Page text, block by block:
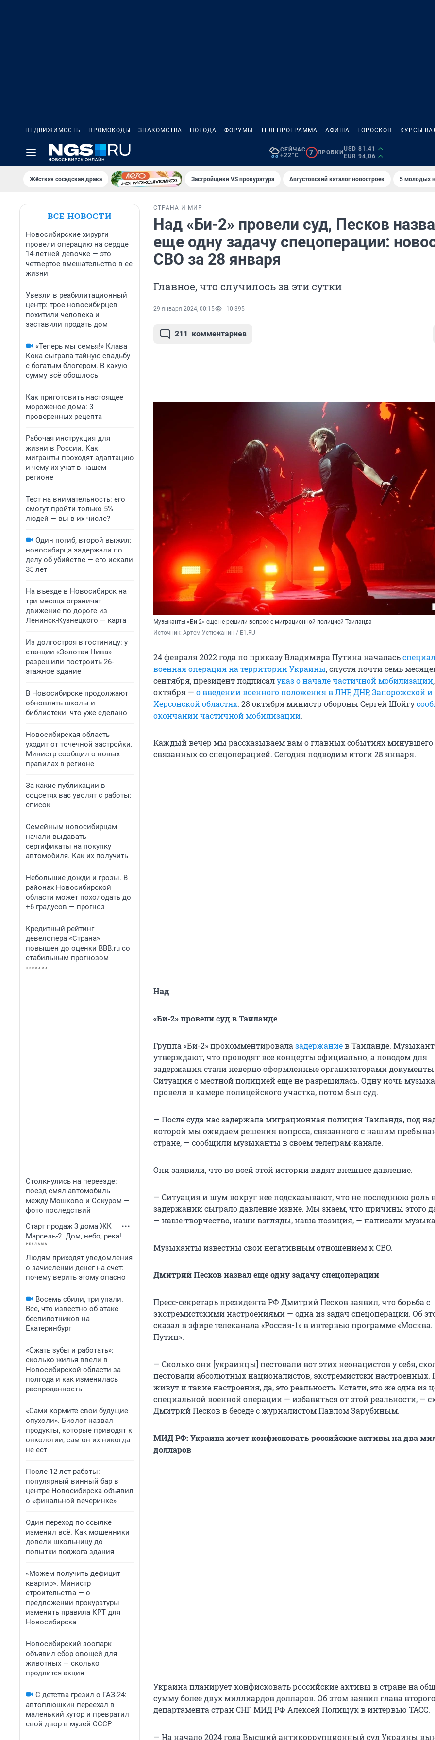
НЕДВИЖИМОСТЬ ПРОМОКОДЫ ЗНАКОМСТВА ПОГОДА ФОРУМЫ ТЕЛЕПРОГРАММА АФИША ГОРОСКОП КУРСЫ
СЕЙЧАС
+22°C
7 ПРОБКИ
USD 81,41
EUR 94,06
Жёсткая соседская драка Застройщики VS прокуратура Августовский каталог новостроек 5 молодых
ВСЕ НОВОСТИ
Новосибирские хирурги
провели операцию на сердце
14-летней девочке — это
четвертое вмешательство в ее
жизни
Увезли в реабилитационный
центр: трое новосибирцев
похитили человека и
заставили продать дом
«Теперь мы семья!» Клава
Кока сыграла тайную свадьбу
с богатым блогером. В какую
сумму всё обошлось
Как приготовить настоящее
мороженое дома: 3
проверенных рецепта
Рабочая инструкция для
жизни в России. Как
мигранты проходят адаптацию
и чему их учат в нашем
регионе
Тест на внимательность: его
смогут пройти только 5%
людей — вы в их числе?
Один погиб, второй выжил:
новосибирца задержали по
делу об убийстве — его искали
35 лет
На въезде в Новосибирск на
три месяца ограничат
движение по дороге из
Ленинск-Кузнецкого — карта
Из долгостроя в гостиницу: у
станции «Золотая Нива»
разрешили построить 26-
этажное здание
В Новосибирске продолжают
обновлять школы и
библиотеки: что уже сделано
Новосибирская область
уходит от точечной застройки.
Министр сообщил о новых
правилах в регионе
За какие публикации в
соцсетях вас уволят с работы:
список
Семейным новосибирцам
начали выдавать
сертификаты на покупку
автомобиля. Как их получить
Небольшие дожди и грозы. В
районах Новосибирской
области может похолодать до
+6 градусов — прогноз
Кредитный рейтинг
девелопера «Страна»
повышен до оценки BBB.ru со
стабильным прогнозом
Столкнулись на переезде:
поезд смял автомобиль
между Мошково и Сокуром —
фото последствий
Старт продаж 3 дома ЖК
Марсель-2. Дом, небо, река!
Людям приходят уведомления
о зачислении денег на счет:
почему верить этому опасно
Восемь сбили, три упали.
Все, что известно об атаке
беспилотников на
Екатеринбург
«Сжать зубы и работать»:
сколько жилья ввели в
Новосибирской области за
полгода и как изменилась
распроданность
«Сами кормите свои будущие
опухоли». Биолог назвал
продукты, которые приводят к
онкологии, сам он их никогда
не ест
После 12 лет работы:
популярный винный бар в
центре Новосибирска объявил
о «финальной вечеринке»
Один переход по ссылке
изменил всё. Как мошенники
довели школьницу до
попытки поджога здания
«Можем получить дефицит
квартир». Министр
строительства — о
предложении прокуратуры
изменить правила КРТ для
Новосибирска
Новосибирский зоопарк
объявил сбор овощей для
животных — сколько
продлится акция
С детства грезил о ГАЗ-24:
автоплюшкин переехал в
маленький хутор и превратил
свой двор в музей СССР
СТРАНА И МИР
Над «Би-2» провели суд, Песков
еще одну задачу спецоперации:
СВО за 28 января
Главное, что случилось за эти сутки
29 января 2024, 00:15 10 395
211 комментариев
Музыканты «Би-2» еще не решили вопрос с миграционной полицией Таиланда
Источник: Артем Устюжанин / Е1.RU
24 февраля 2022 года по приказу Владимира Путина началась
военная операция на территории Украины, спустя почти семь
сентября, президент подписалуказ о начале частичной мобилизации
октября — о введении военного положения в ЛНР, ДНР, Запорожской и
Херсонской областях. 28 октября министр обороны Сергей Шойгу
окончании частичной мобилизации.
Каждый вечер мы рассказываем вам о главных событиях минувшего
связанных со спецоперацией. Сегодня подводим итоги 28 января.
Над
«Би-2» провели суд в Таиланде
Группа «Би-2» прокомментировала задержаниев Таиланде.
утверждают, что проводят все концерты официально, а поводом для
задержания стали неверно оформленные организаторами документы.
Ситуация с местной полицией еще не разрешилась. Одну ночь
провели в камере полицейского участка, потом был суд.
— После суда нас задержала миграционная полиция Таиланда, под
которой мы ожидаем решения вопроса, связанного с нашим
стране, — сообщили музыканты в своем телеграм-канале.
Они заявили, что во всей этой истории видят внешнее давление.
— Ситуация и шум вокруг нее подсказывают, что не последнюю роль
задержании сыграло давление извне. Мы знаем, что причины этого
— наше творчество, наши взгляды, наша позиция, — написали
Музыканты известны свои негативным отношением к СВО.
Дмитрий Песков назвал еще одну задачу спецоперации
Пресс-секретарь президента РФ Дмитрий Песков заявил, что борьба с
экстремистскими настроениями — одна из задач спецоперации. Об
сказал в эфире телеканала «Россия-1» в интервью программе
Путин».
— Сколько они [украинцы] пестовали вот этих неонацистов у себя,
пестовали абсолютных националистов, экстремистски настроенных.
живут и такие настроения, да, это реальность. Кстати, это же одна из
специальной военной операции — избавиться от этой реальности, —
Дмитрий Песков в беседе с журналистом Павлом Зарубиным.
МИД РФ: Украина хочет конфисковать российские активы на два
долларов
Украина планирует конфисковать российские активы в стране на
сумму более двух миллиардов долларов. Об этом заявил глава второго
департамента стран СНГ МИД РФ Алексей Полищук в интервью ТАСС.
— На начало 2024 года Высший антикоррупционный суд Украины